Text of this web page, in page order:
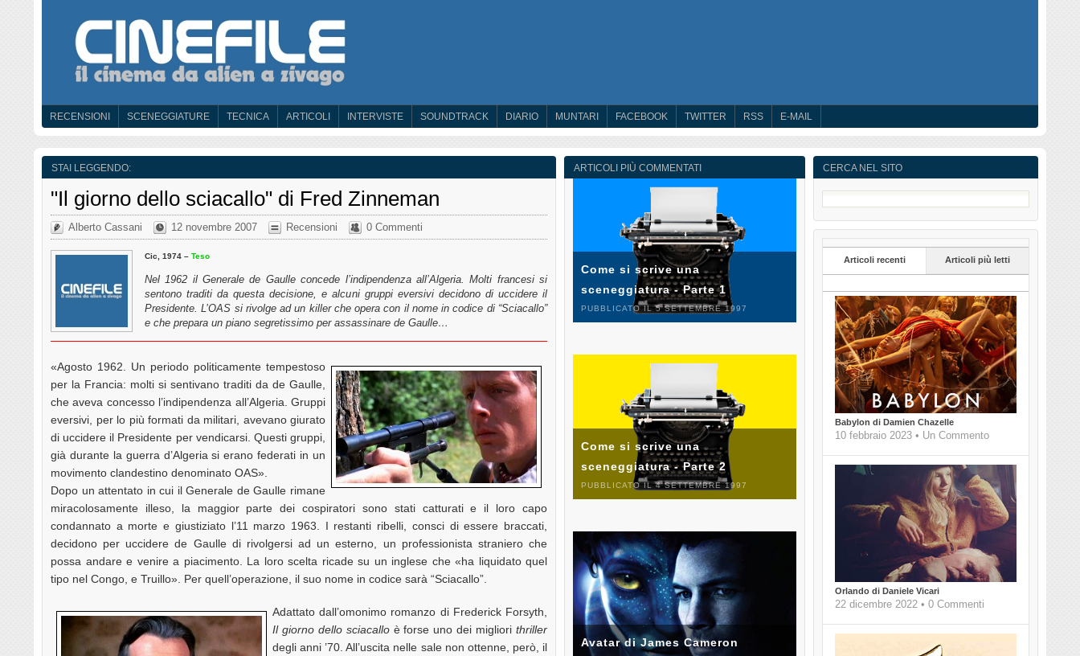
RECENSIONI SCENEGGIATURE TECNICA ARTICOLI INTERVISTE SOUNDTRACK DIARIO MUNTARI FACEBOOK TWITTER RSS E-MAIL
STAI LEGGENDO:
"Il giorno dello sciacallo" di Fred Zinneman
Alberto Cassani 12 novembre 2007 Recensioni 0 Commenti
Cic, 1974 – Teso
Nel 1962 il Generale de Gaulle concede l’indipendenza all’Algeria. Molti francesi si
sentono traditi da questa decisione, e alcuni gruppi eversivi decidono di uccidere il
Presidente. L’OAS si rivolge ad un killer che opera con il nome in codice di “Sciacallo”
e che prepara un piano segretissimo per assassinare de Gaulle…
«Agosto 1962. Un periodo politicamente tempestoso
per la Francia: molti si sentivano traditi da de Gaulle,
che aveva concesso l’indipendenza all’Algeria. Gruppi
eversivi, per lo più formati da militari, avevano giurato
di uccidere il Presidente per vendicarsi. Questi gruppi,
già durante la guerra d’Algeria si erano federati in un
movimento clandestino denominato OAS».
Dopo un attentato in cui il Generale de Gaulle rimane
miracolosamente illeso, la maggior parte dei cospiratori sono stati catturati e il loro capo
condannato a morte e giustiziato l’11 marzo 1963. I restanti ribelli, consci di essere braccati,
decidono per uccidere de Gaulle di rivolgersi ad un esterno, un professionista straniero che
possa andare e venire a piacimento. La loro scelta ricade su un inglese che «ha liquidato quel
tipo nel Congo, e Truillo». Per quell’operazione, il suo nome in codice sarà “Sciacallo”.
Adattato dall’omonimo romanzo di Frederick Forsyth,
Il giorno dello sciacalloè forse uno dei migliorithriller
degli anni ’70. All’uscita nelle sale non ottenne, però, il
CERCA NEL SITO
Articoli recenti Articoli più letti
Babylon di Damien Chazelle
10 febbraio 2023 • Un Commento
Orlando di Daniele Vicari
22 dicembre 2022 • 0 Commenti
ARTICOLI PIÙ COMMENTATI
Come si scrive una
sceneggiatura - Parte 1
PUBBLICATO IL 5 SETTEMBRE 1997
Come si scrive una
sceneggiatura - Parte 2
PUBBLICATO IL 4 SETTEMBRE 1997
Avatar di James Cameron